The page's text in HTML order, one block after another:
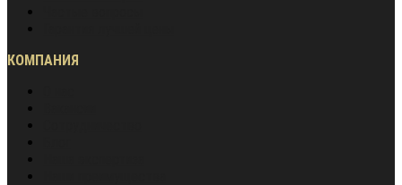
КОМПАНИЯ